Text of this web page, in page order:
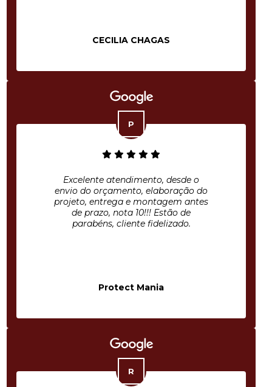
CECILIA CHAGAS
Excelente atendimento, desde o
envio do orçamento, elaboração do
projeto, entrega e montagem antes
de prazo, nota 10!!! Estão de
parabéns, cliente fidelizado.
Protect Mania